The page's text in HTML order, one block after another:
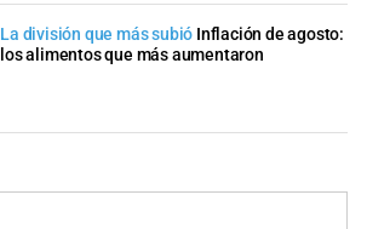
La división que más subió Inflación de agosto:
los alimentos que más aumentaron